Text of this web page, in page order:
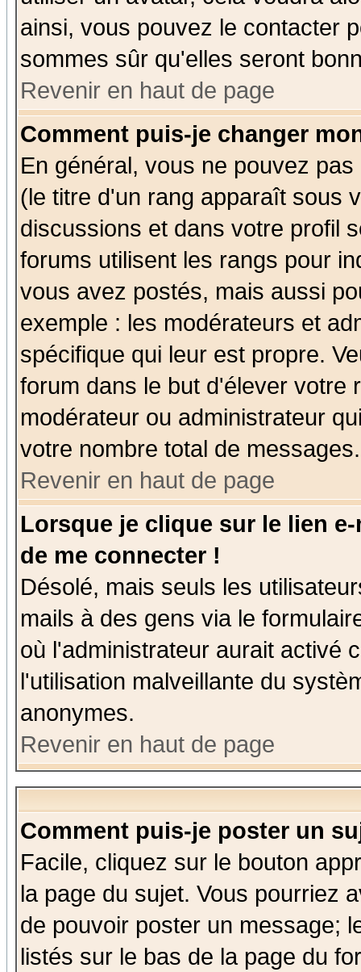
ainsi, vous pouvez le contacter
sommes sûr qu'elles seront
Revenir en haut de page
Comment puis-je changer
En général, vous ne pouvez
(le titre d'un rang apparaît sous
discussions et dans votre profil
forums utilisent les rangs pour
vous avez postés, mais aussi
exemple : les modérateurs et
spécifique qui leur est propre.
forum dans le but d'élever votre
modérateur ou administrateur
votre nombre total de messages.
Revenir en haut de page
Lorsque je clique sur le lien
de me connecter !
Désolé, mais seuls les
mails à des gens via le
où l'administrateur aurait activé
l'utilisation malveillante du
anonymes.
Revenir en haut de page
Comment puis-je poster un
Facile, cliquez sur le bouton
la page du sujet. Vous pourriez
de pouvoir poster un message;
listés sur le bas de la page du